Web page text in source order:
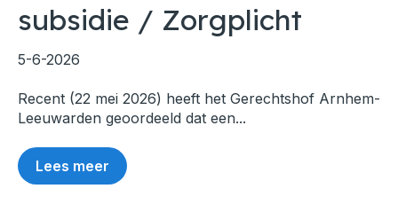
subsidie / Zorgplicht
5-6-2026
Recent (22 mei 2026) heeft het Gerechtshof Arnhem-
Leeuwarden geoordeeld dat een...
Lees meer